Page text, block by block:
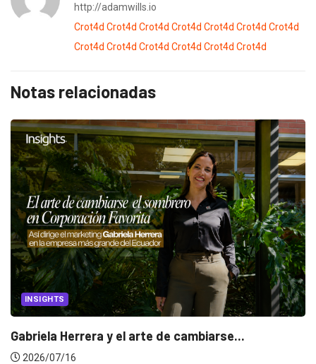
http://adamwills.io
Crot4d Crot4d Crot4d Crot4d Crot4d Crot4d Crot4d
Crot4d Crot4d Crot4d Crot4d Crot4d Crot4d
Notas relacionadas
INSIGHTS
Gabriela Herrera y el arte de cambiarse...
2026/07/16